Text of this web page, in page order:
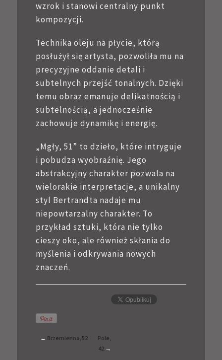
wzrok i stanowi centralny punkt
kompozycji.
Technika oleju na płycie, którą
posłużył się artysta, pozwoliła mu na
precyzyjne oddanie detali i
subtelnych przejść tonalnych. Dzięki
temu obraz emanuje delikatnością i
subtelnością, a jednocześnie
zachowuje dynamikę i energię.
„Mgły, 51” to dzieło, które intryguje
i pobudza wyobraźnię. Jego
abstrakcyjny charakter pozwala na
wielorakie interpretacje, a unikalny
styl Bertrandta nadaje mu
niepowtarzalny charakter. To
przykład sztuki, która nie tylko
cieszy oko, ale również skłania do
myślenia i odkrywania nowych
znaczeń.
← Brzemienna, 52
Pole,
42 →